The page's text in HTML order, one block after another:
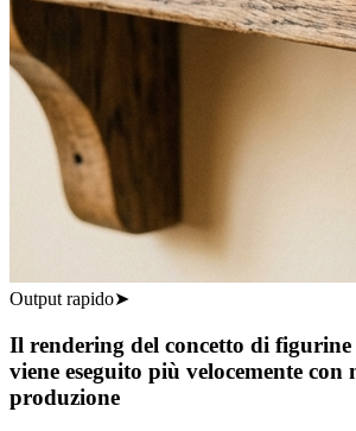
Output rapido➤
Il rendering del concetto di figurine
viene eseguito più velocemente con
produzione